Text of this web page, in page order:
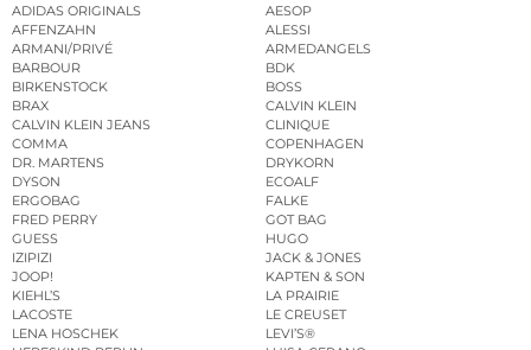
ADIDAS ORIGINALS
AESOP
AFFENZAHN
ALESSI
ARMANI/PRIVÉ
ARMEDANGELS
BARBOUR
BDK
BIRKENSTOCK
BOSS
BRAX
CALVIN KLEIN
CALVIN KLEIN JEANS
CLINIQUE
COMMA
COPENHAGEN
DR. MARTENS
DRYKORN
DYSON
ECOALF
ERGOBAG
FALKE
FRED PERRY
GOT BAG
GUESS
HUGO
IZIPIZI
JACK & JONES
JOOP!
KAPTEN & SON
KIEHL’S
LA PRAIRIE
LACOSTE
LE CREUSET
LENA HOSCHEK
LEVI’S®